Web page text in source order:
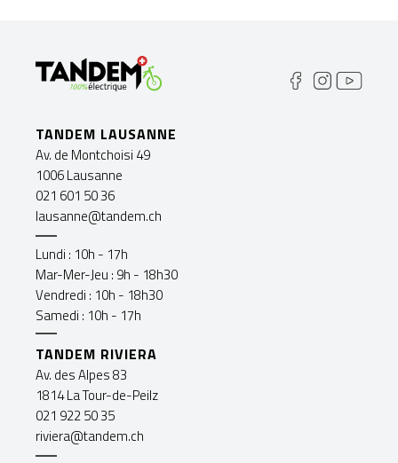
TANDEM LAUSANNE
Av. de Montchoisi 49
1006 Lausanne
021 601 50 36
lausanne@tandem.ch
Lundi : 10h - 17h
Mar-Mer-Jeu : 9h - 18h30
Vendredi : 10h - 18h30
Samedi : 10h - 17h
TANDEM RIVIERA
Av. des Alpes 83
1814 La Tour-de-Peilz
021 922 50 35
riviera@tandem.ch